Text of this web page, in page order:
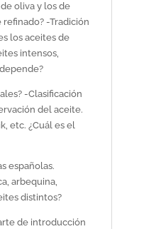
oliva y los de
refinado? -Tradición
los aceites de
intensos,
-Clasificación
del aceite.
etc. ¿Cuál es el
españolas.
arbequina,
distintos?
de introducción